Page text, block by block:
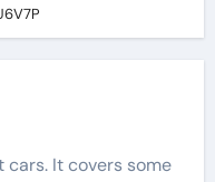
It covers some